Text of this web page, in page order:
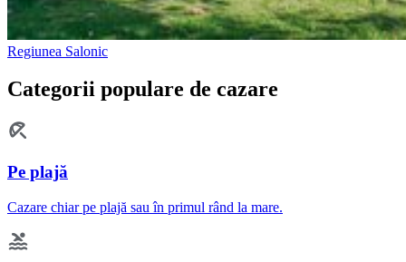
Regiunea Salonic
Categorii populare de cazare
Pe plajă
Cazare chiar pe plajă sau în primul rând la mare.